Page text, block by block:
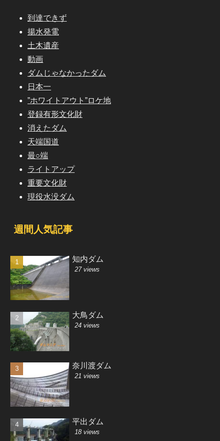
到達できず
揚水発電
土木遺産
動画
ダムじゃなかったダム
日本一
”ホワイトアウト”ロケ地
登録有形文化財
消えたダム
天端国道
最○端
ライトアップ
重要文化財
現役水没ダム
週間人気記事
知内ダム
27 views
大鳥ダム
24 views
奈川渡ダム
21 views
平出ダム
18 views